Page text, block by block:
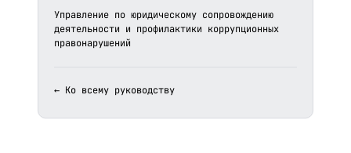
Управление по юридическому сопровождению
деятельности и профилактики коррупционных
правонарушений
← Ко всему руководству